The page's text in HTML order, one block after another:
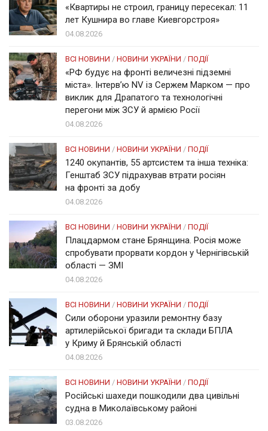
«Квартиры не строил, границу пересекал: 11
лет Кушнира во главе Киевгорстроя»
04.08.2026
ВСІ НОВИНИ / НОВИНИ УКРАЇНИ / ПОДІЇ
«РФ будує на фронті величезні підземні
міста». Інтерв’ю NV із Сержем Марком — про
виклик для Драпатого та технологічні
перегони між ЗСУ й армією Росії
04.08.2026
ВСІ НОВИНИ / НОВИНИ УКРАЇНИ / ПОДІЇ
1240 окупантів, 55 артсистем та інша техніка:
Генштаб ЗСУ підрахував втрати росіян
на фронті за добу
04.08.2026
ВСІ НОВИНИ / НОВИНИ УКРАЇНИ / ПОДІЇ
Плацдармом стане Брянщина. Росія може
спробувати прорвати кордон у Чернігівській
області — ЗМІ
04.08.2026
ВСІ НОВИНИ / НОВИНИ УКРАЇНИ / ПОДІЇ
Сили оборони уразили ремонтну базу
артилерійської бригади та склади БПЛА
у Криму й Брянській області
04.08.2026
ВСІ НОВИНИ / НОВИНИ УКРАЇНИ / ПОДІЇ
Російські шахеди пошкодили два цивільні
судна в Миколаївському районі
03.08.2026